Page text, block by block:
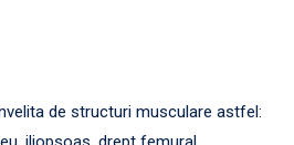
de structuri musculare astfel: